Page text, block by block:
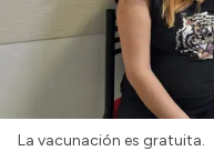
La vacunación es gratuita.